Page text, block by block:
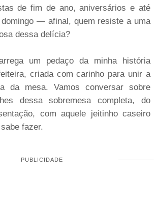
de fim de ano, aniversários e até
— afinal, quem resiste a uma
dessa delícia?
um pedaço da minha história
criada com carinho para unir a
da mesa. Vamos conversar sobre
dessa sobremesa completa, do
com aquele jeitinho caseiro
fazer.